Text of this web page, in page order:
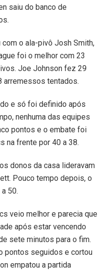
saiu do banco de
com o ala-pivô Josh Smith,
foi o melhor com 23
Joe Johnson fez 29
arremessos tentados.
e só foi definido após
nenhuma das equipes
pontos e o embate foi
na frente por 40 a 38.
donos da casa lideravam
Pouco tempo depois, o
50.
veio melhor e parecia que
após estar vencendo
sete minutos para o fim.
pontos seguidos e cortou
empatou a partida